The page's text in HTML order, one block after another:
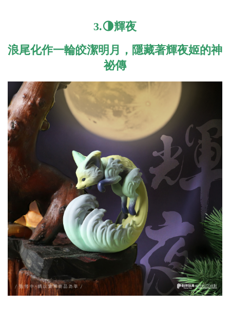
3.🌗輝夜
浪尾化作一輪皎潔明月，隱藏著輝夜姬的神
祕傳